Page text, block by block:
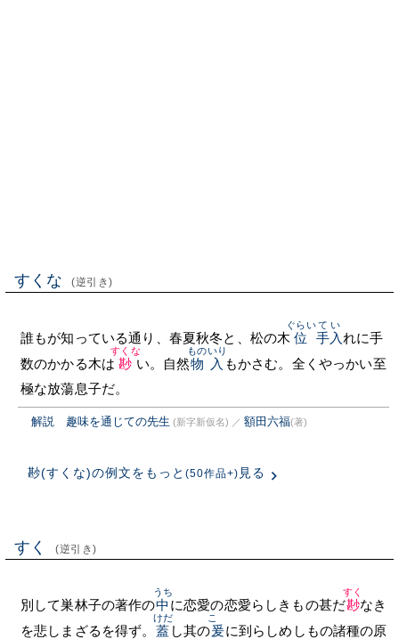
すくな (逆引き)
誰もが知っている通り、春夏秋冬と、松の木 位
ぐらい
手入
てい
れに手
数のかかる木は 尠
すくな
い。自然物入
ものいり
もかさむ。全くやっかい至
極な放蕩息子だ。
解説 趣味を通じての先生 (新字新仮名) ／ 額田六福(著)
尠(すくな)の例文をもっと (50作品+) 見る
すく (逆引き)
別して巣林子の著作の中
うち
に恋愛の恋愛らしきもの甚だ尠
すく
なき
を悲しまざるを得ず。 蓋
けだ
し其の爰
こゝ
に到らしめしもの諸種の原